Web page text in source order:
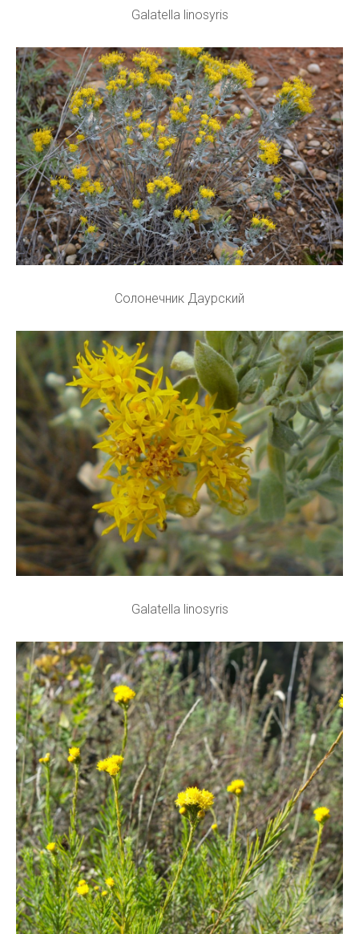
Galatella linosyris
Солонечник Даурский
Galatella linosyris